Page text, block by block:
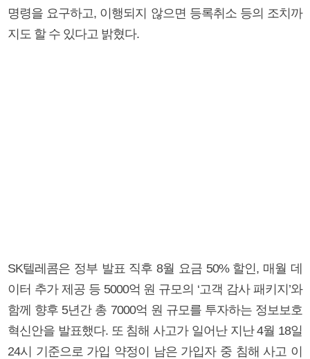
명령을 요구하고, 이행되지 않으면 등록취소 등의 조치까
지도 할 수 있다고 밝혔다.
SK텔레콤은 정부 발표 직후 8월 요금 50% 할인, 매월 데
이터 추가 제공 등 5000억 원 규모의 ‘고객 감사 패키지’와
함께 향후 5년간 총 7000억 원 규모를 투자하는 정보보호
혁신안을 발표했다. 또 침해 사고가 일어난 지난 4월 18일
24시 기준으로 가입 약정이 남은 가입자 중 침해 사고 이